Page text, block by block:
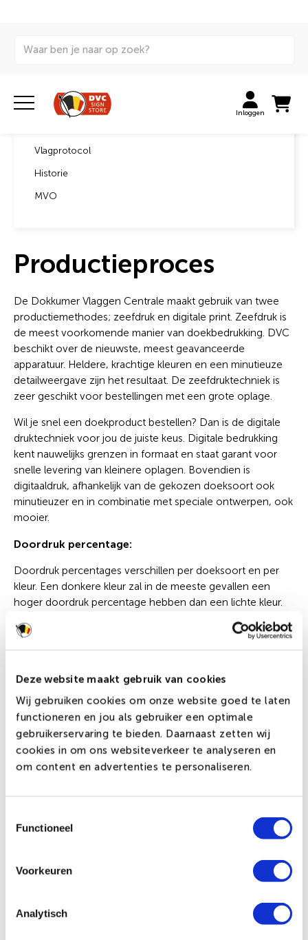
Deze website maakt gebruik van cookies
Wij gebruiken cookies om onze website goed te laten
functioneren en jou als gebruiker een optimale
gebruikerservaring te bieden. Daarnaast zetten wij
cookies in om ons websiteverkeer te analyseren en
om content en advertenties te personaliseren.
Functioneel
Voorkeuren
Analytisch
Inloggen
Over ons
Vlagprotocol
Historie
MVO
Productieproces
De Dokkumer Vlaggen Centrale maakt gebruik van twee
productiemethodes; zeefdruk en digitale print. Zeefdruk is
de meest voorkomende manier van doekbedrukking. DVC
beschikt over de nieuwste, meest geavanceerde
apparatuur. Heldere, krachtige kleuren en een minutieuze
detailweergave zijn het resultaat. De zeefdruktechniek is
zeer geschikt voor bestellingen met een grote oplage.
Wil je snel een doekproduct bestellen? Dan is de digitale
druktechniek voor jou de juiste keus. Digitale bedrukking
kent nauwelijks grenzen in formaat en staat garant voor
snelle levering van kleinere oplagen. Bovendien is
digitaaldruk, afhankelijk van de gekozen doeksoort ook
minutieuzer en in combinatie met speciale ontwerpen, ook
mooier.
Doordruk percentage:
Doordruk percentages verschillen per doeksoort en per
kleur. Een donkere kleur zal in de meeste gevallen een
hoger doordruk percentage hebben dan een lichte kleur.
De volgende doordruk percentages geldig gemiddeld
voor onze verschillende doeksoorten.
Poly-Glans 80-95%
Poly-Deco 20%
Poly-Finesse 60-80%
Zeefdruk techniek:
De zeefdruktechniek is van oudsher dé techniek voor het
bedrukken van doek. De Dokkumer Vlaggen Centrale is de
enige leverancier in Nederland met een eigen zeefdruk
productie heeft DVC een hoog kwaliteitsniveau op kunnen
bouwen.